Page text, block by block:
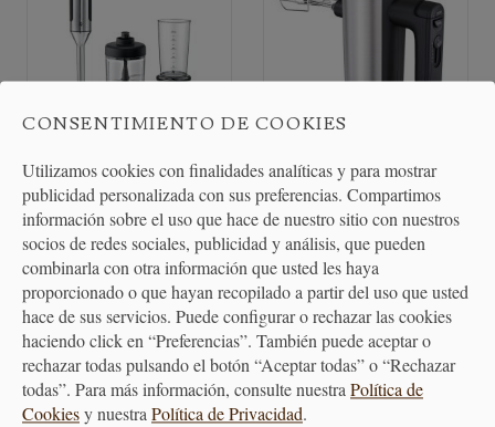
Batidora de Mano WMF
Lineo 4 en 1
125,60 €
Batidora de varillas eléctrica
400 W
74,90 €
CONSENTIMIENTO DE COOKIES
Utilizamos cookies con finalidades analíticas y para mostrar
publicidad personalizada con sus preferencias. Compartimos
información sobre el uso que hace de nuestro sitio con nuestros
socios de redes sociales, publicidad y análisis, que pueden
combinarla con otra información que usted les haya
proporcionado o que hayan recopilado a partir del uso que usted
hace de sus servicios. Puede configurar o rechazar las cookies
haciendo click en “Preferencias”. También puede aceptar o
rechazar todas pulsando el botón “Aceptar todas” o “Rechazar
todas”. Para más información, consulte nuestra Política de
Cookiesy nuestra Política de Privacidad.